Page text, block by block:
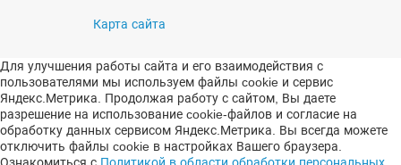
Карта сайта
Для улучшения работы сайта и его взаимодействия с
пользователями мы используем файлы cookie и сервис
Яндекс.Метрика. Продолжая работу с сайтом, Вы даете
разрешение на использование cookie-файлов и согласие на
обработку данных сервисом Яндекс.Метрика. Вы всегда можете
отключить файлы cookie в настройках Вашего браузера.